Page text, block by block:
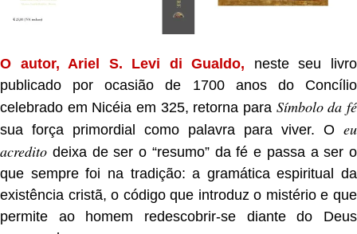
O autor, Ariel S. Levi di Gualdo, neste seu livro
publicado por ocasião de 1700 anos do Concílio
celebrado em Nicéia em 325, retorna para Símbolo da fé
sua força primordial como palavra para viver. O eu
acredito deixa de ser o “resumo” da fé e passa a ser o
que sempre foi na tradição: a gramática espiritual da
existência cristã, o código que introduz o mistério e que
permite ao homem redescobrir-se diante do Deus